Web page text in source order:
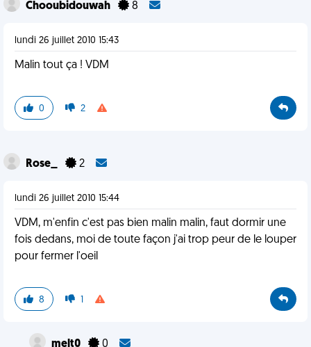
Chooubidouwah 8
lundi 26 juillet 2010 15:43
Malin tout ça ! VDM
0 2
Rose_ 2
lundi 26 juillet 2010 15:44
VDM, m'enfin c'est pas bien malin malin, faut dormir une
fois dedans, moi de toute façon j'ai trop peur de le louper
pour fermer l'oeil
8 1
melt0 0